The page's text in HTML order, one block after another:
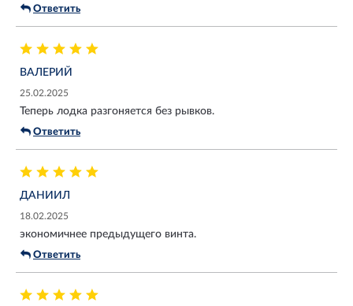
Ответить
ВАЛЕРИЙ
25.02.2025
Теперь лодка разгоняется без рывков.
Ответить
ДАНИИЛ
18.02.2025
экономичнее предыдущего винта.
Ответить